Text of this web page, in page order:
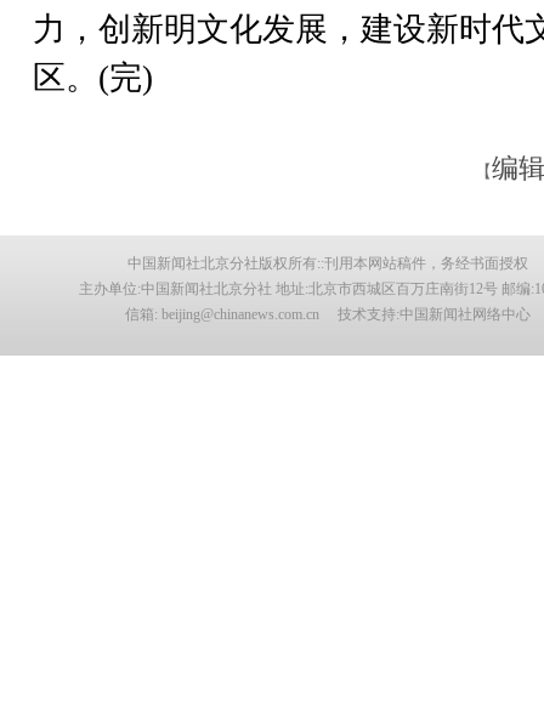
力，创新明文化发展，建设新时代
区。(完)
【编
中国新闻社北京分社版权所有::刊用本网站稿件，务经书面授权
主办单位:中国新闻社北京分社 地址:北京市西城区百万庄南街12号 邮编
信箱: beijing@chinanews.com.cn 技术支持:中国新闻社网络中心